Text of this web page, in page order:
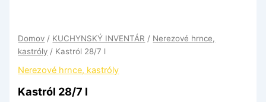
Domov / KUCHYNSKÝ INVENTÁR / Nerezové hrnce,
kastróly / Kastról 28/7 l
Nerezové hrnce, kastróly
Kastról 28/7 l
l